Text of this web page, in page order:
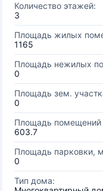
Количество этажей:
3
Площадь жилых
1165
Площадь нежилых
0
Площадь зем.
0
Площадь помещений
603.7
Площадь парковки,
0
Тип дома: